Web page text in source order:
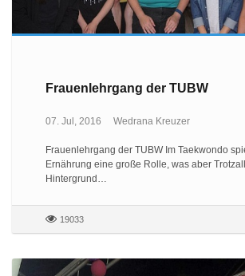
Frauenlehrgang der TUBW
07. Jul, 2016 Wedrana Kreuzer
Frauenlehrgang der TUBW Im Taekwondo
Ernährung eine große Rolle, was aber
Hintergrund…
19033